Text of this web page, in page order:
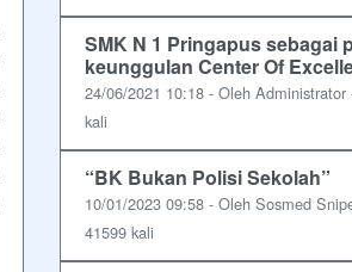
SMK N 1 Pringapus sebagai
keunggulan Center Of
24/06/2021 10:18 - Oleh
kali
“BK Bukan Polisi Sekolah”
10/01/2023 09:58 - Oleh Sosmed
41599 kali